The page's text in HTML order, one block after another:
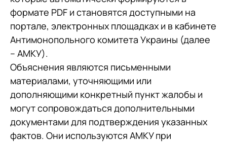
формате PDF и становятся доступными на
портале, электронных площадках и в кабинете
Антимонопольного комитета Украины (далее
– АМКУ).
Объяснения являются письменными
материалами, уточняющими или
дополняющими конкретный пункт жалобы и
могут сопровождаться дополнительными
документами для подтверждения указанных
фактов. Они используются АМКУ при